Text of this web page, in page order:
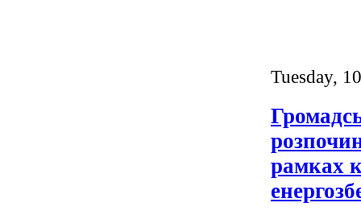
Tuesday,
рамках